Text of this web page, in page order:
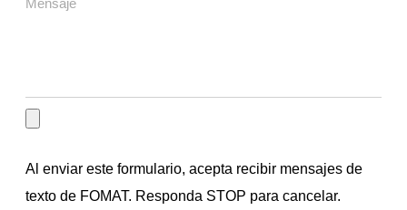
Al enviar este formulario, acepta recibir mensajes de
texto de FOMAT. Responda STOP para cancelar.